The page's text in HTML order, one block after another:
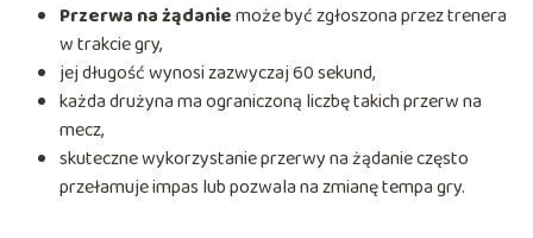
Przerwa na żądaniemoże być zgłoszona przez trenera
w trakcie gry,
jej długość wynosi zazwyczaj 60 sekund,
każda drużyna ma ograniczoną liczbę takich przerw na
mecz,
skuteczne wykorzystanie przerwy na żądanie często
przełamuje impas lub pozwala na zmianę tempa gry.